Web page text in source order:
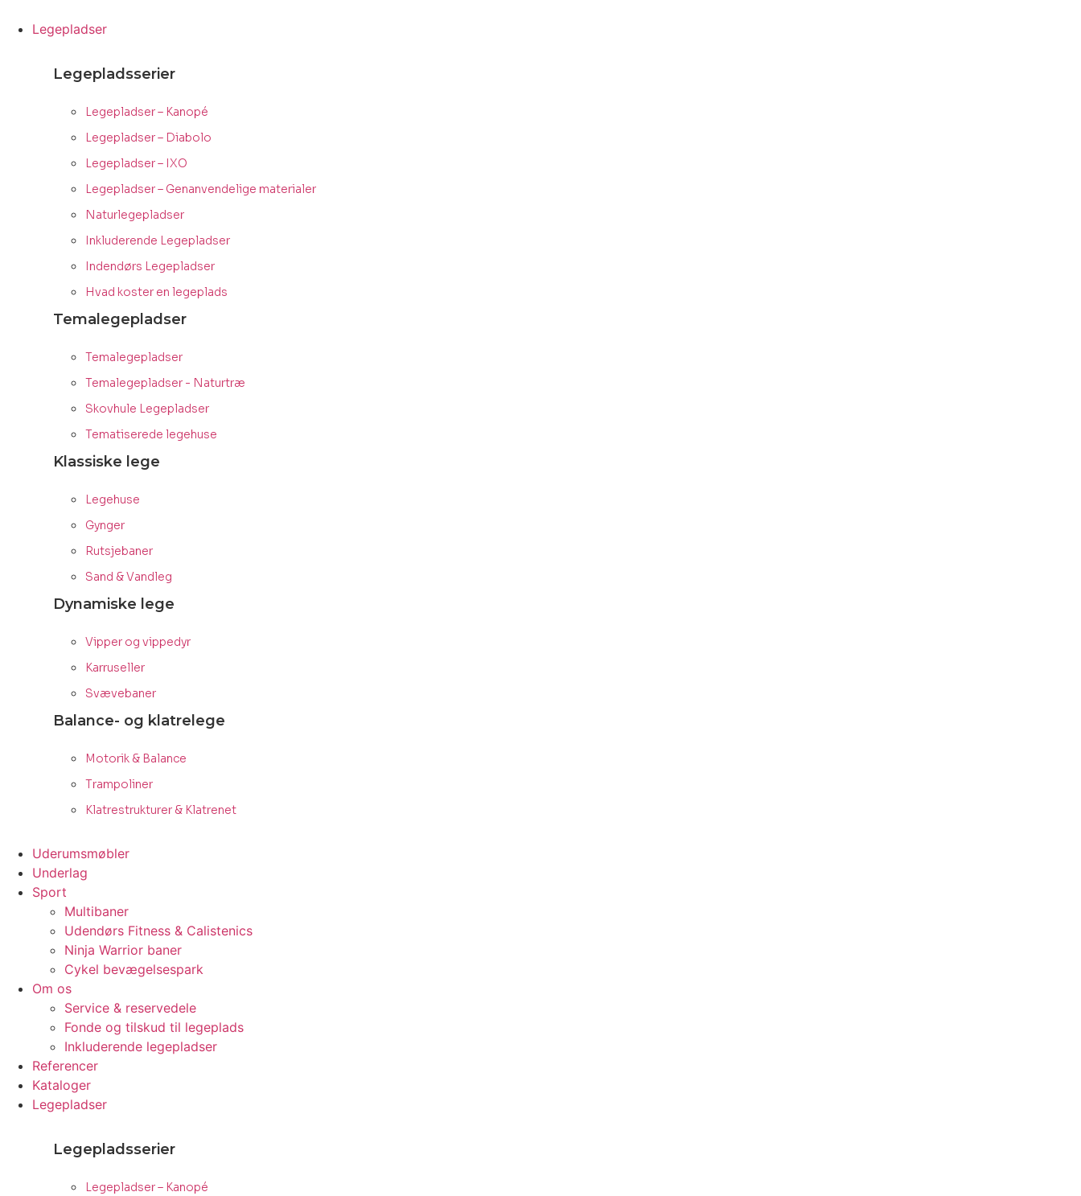
Legepladser
Legepladsserier
Legepladser – Kanopé
Legepladser – Diabolo
Legepladser – IXO
Legepladser – Genanvendelige materialer
Naturlegepladser
Inkluderende Legepladser
Indendørs Legepladser
Hvad koster en legeplads
Temalegepladser
Temalegepladser
Temalegepladser - Naturtræ
Skovhule Legepladser
Tematiserede legehuse
Klassiske lege
Legehuse
Gynger
Rutsjebaner
Sand & Vandleg
Dynamiske lege
Vipper og vippedyr
Karruseller
Svævebaner
Balance- og klatrelege
Motorik & Balance
Trampoliner
Klatrestrukturer & Klatrenet
Uderumsmøbler
Underlag
Sport
Multibaner
Udendørs Fitness & Calistenics
Ninja Warrior baner
Cykel bevægelsespark
Om os
Service & reservedele
Fonde og tilskud til legeplads
Inkluderende legepladser
Referencer
Kataloger
Legepladser
Legepladsserier
Legepladser – Kanopé